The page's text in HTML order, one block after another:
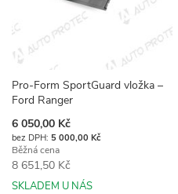
Pro-Form SportGuard vložka –
Ford Ranger
Akční
cena
6 050,00 Kč
5 000,00 Kč
Běžná cena
8 651,50 Kč
SKLADEM U NÁS